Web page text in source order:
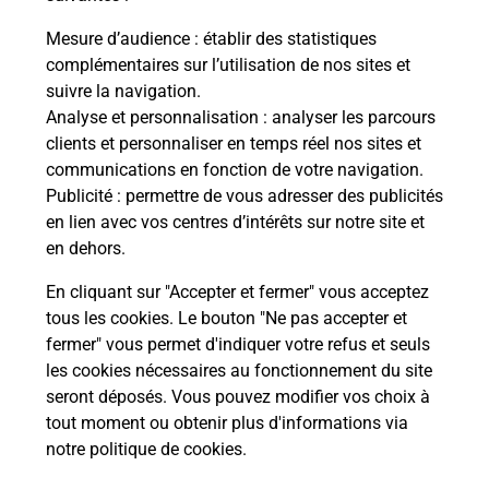
Mesure d’audience : établir des statistiques
complémentaires sur l’utilisation de nos sites et
suivre la navigation.
Analyse et personnalisation : analyser les parcours
clients et personnaliser en temps réel nos sites et
communications en fonction de votre navigation.
Publicité : permettre de vous adresser des publicités
en lien avec vos centres d’intérêts sur notre site et
en dehors.
En cliquant sur "Accepter et fermer" vous acceptez
tous les cookies. Le bouton "Ne pas accepter et
fermer" vous permet d'indiquer votre refus et seuls
les cookies nécessaires au fonctionnement du site
seront déposés. Vous pouvez modifier vos choix à
tout moment ou obtenir plus d'informations via
notre politique de cookies.
Questions fréquemment posées
Comment retourner un colis acheté
en ligne depuis votre boîte aux lettres
?
Comment envoyer un colis ou faire un
retour chez un e-commerçant sans se
déplacer ?
Envoyer un petit colis au meilleur
prix ?